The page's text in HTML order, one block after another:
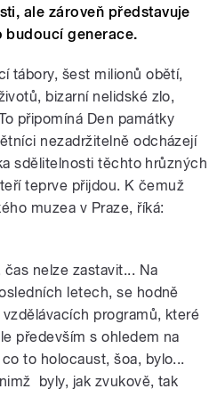
ale zároveň představuje
generace.
tábory, šest milionů obětí,
bizarní nelidské zlo,
připomíná Den památky
nezadržitelně odcházejí
sdělitelnosti těchto hrůzných
teprve přijdou. K čemuž
muzea v Praze, říká:
čas nelze zastavit... Na
letech, se hodně
programů, které
především s ohledem na
to holocaust, šoa, bylo...
byly, jak zvukově, tak